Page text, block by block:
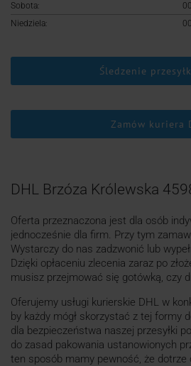
Sobota:
Niedziela:
Śledzenie
Zamów kuriera
DHL Brzóza Królewska
Oferta przeznaczona jest dla osób
jednocześnie dla firm. Przy tym
Wystarczy do nas zadzwonić lub
Dzięki opłaceniu zlecenia zaraz po
musisz przejmować się gotówką, czy
Oferujemy usługi kurierskie DHL w
by każdy mógł skorzystać z tej formy
dla bezpieczeństwa naszej przesyłki
do zasad pakowania ustanowionych
ten sposób mamy pewność, że dotrze